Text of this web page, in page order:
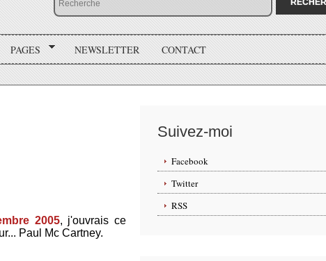
PAGES NEWSLETTER CONTACT
2005, j'ouvrais ce
Paul Mc Cartney.
Suivez-moi
Facebook
Twitter
RSS